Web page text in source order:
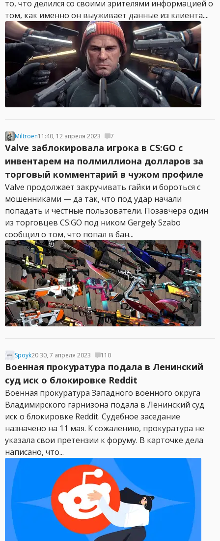
то, что делился со своими зрителями информацией о
том, как именно он выуживает данные из клиента....
Miltroen11:40, 12 апреля 2023 7
Valve заблокировала игрока в CS:GO с
инвентарем на полмиллиона долларов за
торговый комментарий в чужом профиле
Valve продолжает закручивать гайки и бороться с
мошенниками — да так, что под удар начали
попадать и честные пользователи. Позавчера один
из торговцев CS:GO под ником Gergely Szabo
сообщил о том, что попал в бан...
Spoyk20:30, 7 апреля 2023 110
Военная прокуратура подала в Ленинский
суд иск о блокировке Reddit
Военная прокуратура Западного военного округа
Владимирского гарнизона подала в Ленинский суд
иск о блокировке Reddit. Судебное заседание
назначено на 11 мая. К сожалению, прокуратура не
указала свои претензии к форуму. В карточке дела
написано, что...